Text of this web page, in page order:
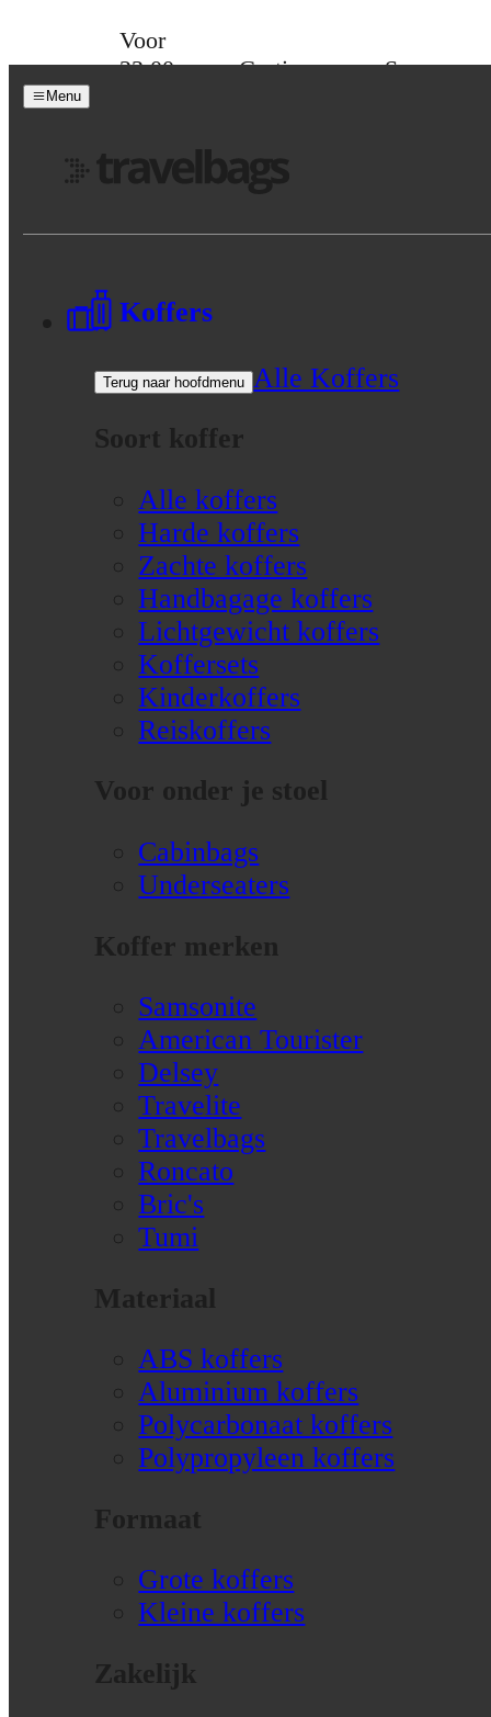
Voor
23:00
Gratis
Spaar
Menu
Koffers
Terug naar hoofdmenu
Alle Koffers
Soort koffer
Alle koffers
Harde koffers
Zachte koffers
Handbagage koffers
Lichtgewicht koffers
Koffersets
Kinderkoffers
Reiskoffers
Voor onder je stoel
Cabinbags
Underseaters
Koffer merken
Samsonite
American Tourister
Delsey
Travelite
Travelbags
Roncato
Bric's
Tumi
Materiaal
ABS koffers
Aluminium koffers
Polycarbonaat koffers
Polypropyleen koffers
Formaat
Grote koffers
Kleine koffers
Zakelijk